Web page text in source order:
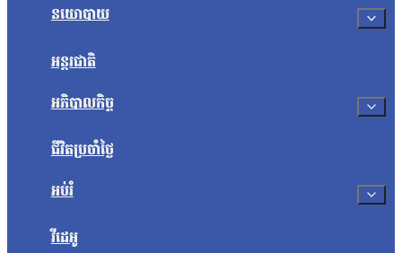
នយោបាយ
អន្តរជាតិ
អភិបាលកិច្ច
ជីវិតប្រចាំថ្ងៃ
អប់រំ
វីដេអូ